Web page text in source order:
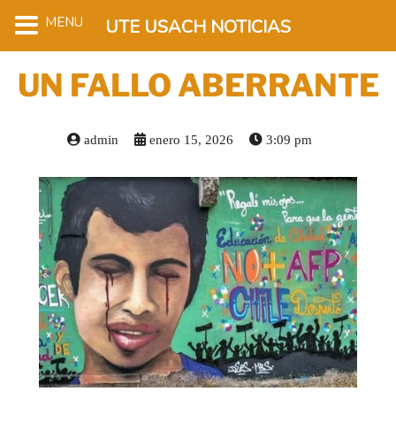
UN FALLO ABERRANTE
admin enero 15, 2026 3:09 pm
MENU UTE USACH NOTICIAS